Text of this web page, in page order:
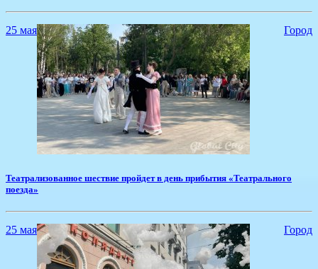
25 мая Город
​Театрализованное шествие пройдет в день прибытия «Театрального
поезда»
25 мая Город